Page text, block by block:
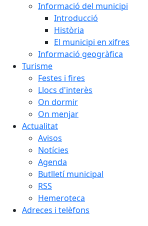
Informació del municipi
Introducció
Història
El municipi en xifres
Informació geogràfica
Turisme
Festes i fires
Llocs d'interès
On dormir
On menjar
Actualitat
Avisos
Notícies
Agenda
Butlletí municipal
RSS
Hemeroteca
Adreces i telèfons